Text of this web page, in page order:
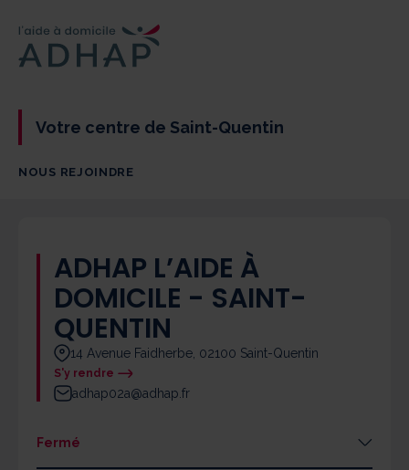
Votre centre de Saint-Quentin
NOUS REJOINDRE
ADHAP L’AIDE À
DOMICILE - SAINT-
QUENTIN
14 Avenue Faidherbe, 02100 Saint-Quentin
S'y rendre
adhap02a@adhap.fr
Fermé